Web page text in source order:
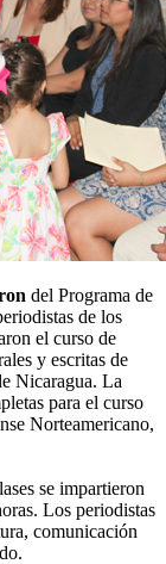
del Programa de
de los
el curso de
y escritas de
Nicaragua. La
para el curso
Norteamericano,
se impartieron
Los periodistas
comunicación